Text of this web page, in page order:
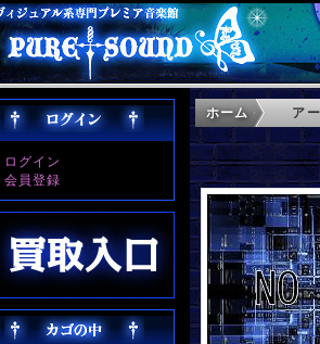
ログイン
会員登録
ホーム ア